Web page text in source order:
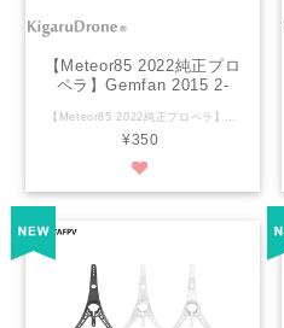
【Meteor85 2022純正プロ
ペラ】Gemfan 2015 2-
チ/1.5mm Shaft） 1セッ
ト
【Meteor85 2022純正プロペラ】Gemfan 2015 2-Blade Propellers （2インチ/1.5mm Shaft） 1セット メーカーHP https://betafpv.com/collections/propellers/products/gemfan-2015-2-blade-propellers-4pcs-1-5mm-shaft Specification Material: PC Weight: 0.5g/pc Blades: 2 Pitch: 1.5 inch Propeller Diameter: 2"/50.8mm Shaft: 1.5mm Recommended Motor: BETAFPV 1103 Brushless Motors, 1105 and up Color: Clear Blue or Clear Gray PACKAGE 2 * CW Gemfan 2015 2-Blade Propellers 4PCS (1.5mm Shaft) Clear blue or grey 2 * CCW Gemfan 2015 2-Blade Propellers 4PCS (1.5mm Shaft) Clear blue or grey
¥350